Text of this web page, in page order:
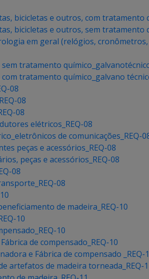
bicicletas e outros, com tratamento
bicicletas e outros, sem tratamento
em geral (relógios,
tratamento
tratamento químico_galvano
08
08
08
elétricos_REQ-08
de comunicações_REQ-
peças e acessórios_REQ-08
peças e acessórios_REQ-08
08
08
de madeira_REQ-10
10
10
de compensado_REQ-10
e Fábrica de compensado _REQ-
artefatos de madeira torneada_REQ-